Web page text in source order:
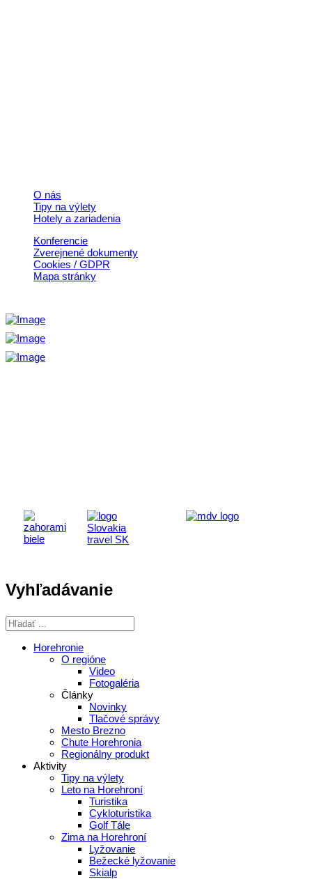
O nás
Tipy na výlety
Hotely a zariadenia
Konferencie
Zverejnené dokumenty
Cookies / GDPR
Mapa stránky
Vyhľadávanie
Horehronie
O regióne
Video
Fotogaléria
Články
Novinky
Tlačové správy
Mesto Brezno
Chute Horehronia
Regionálny produkt
Aktivity
Tipy na výlety
Leto na Horehroní
Turistika
Cykloturistika
Golf Tále
Zima na Horehroní
Lyžovanie
Bežecké lyžovanie
Skialp